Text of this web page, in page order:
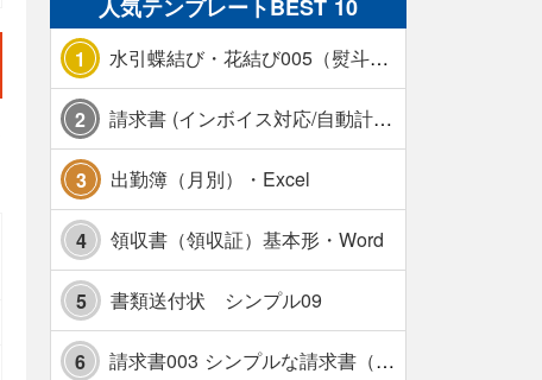
人気テンプレートBEST 10
1 水引蝶結び・花結び005（熨斗あり）
2 請求書 (インボイス対応/自動計算/A4 縦) カラー 使い方解説あり
3 出勤簿（月別）・Excel
4 領収書（領収証）基本形・Word
5 書類送付状 シンプル09
6 請求書003 シンプルな請求書（消費税10％対応）